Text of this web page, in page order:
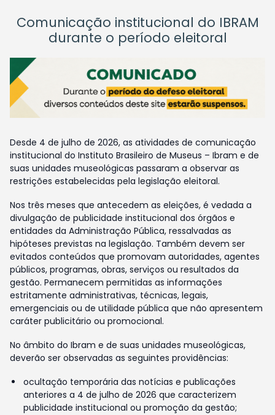
Comunicação institucional do IBRAM
durante o período eleitoral
Desde 4 de julho de 2026, as atividades de comunicação
institucional do Instituto Brasileiro de Museus – Ibram e de
suas unidades museológicas passaram a observar as
restrições estabelecidas pela legislação eleitoral.
Nos três meses que antecedem as eleições, é vedada a
divulgação de publicidade institucional dos órgãos e
entidades da Administração Pública, ressalvadas as
hipóteses previstas na legislação. Também devem ser
evitados conteúdos que promovam autoridades, agentes
públicos, programas, obras, serviços ou resultados da
gestão. Permanecem permitidas as informações
estritamente administrativas, técnicas, legais,
emergenciais ou de utilidade pública que não apresentem
caráter publicitário ou promocional.
No âmbito do Ibram e de suas unidades museológicas,
deverão ser observadas as seguintes providências:
ocultação temporária das notícias e publicações
anteriores a 4 de julho de 2026 que caracterizem
publicidade institucional ou promoção da gestão;